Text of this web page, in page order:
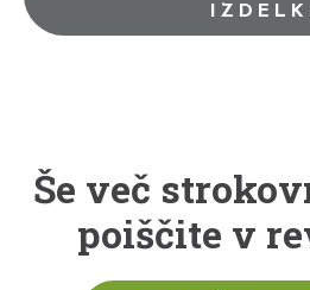
Še več
poiščite v